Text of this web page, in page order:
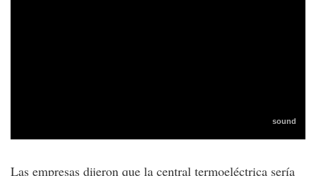
Las empresas dijeron que la central termoeléctrica sería